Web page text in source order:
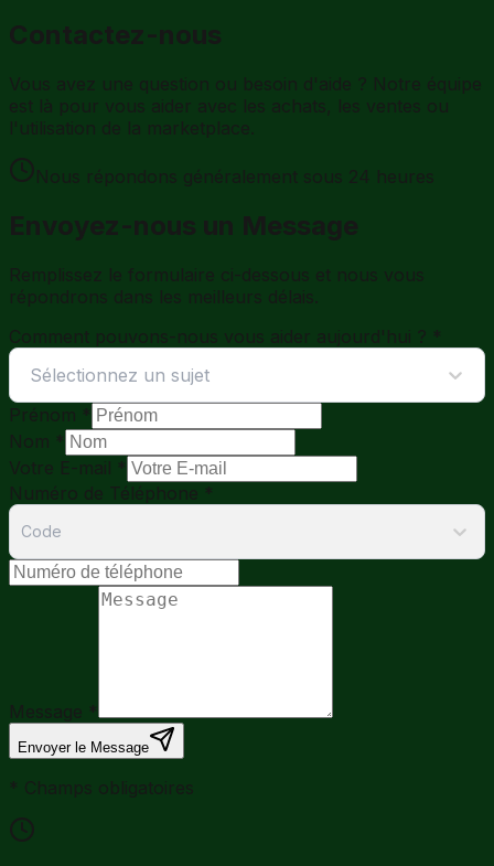
Contactez-nous
Vous avez une question ou besoin d'aide ? Notre équipe
est là pour vous aider avec les achats, les ventes ou
l'utilisation de la marketplace.
Nous répondons généralement sous 24 heures
Envoyez-nous un Message
Remplissez le formulaire ci-dessous et nous vous
répondrons dans les meilleurs délais.
Comment pouvons-nous vous aider aujourd'hui ? *
Sélectionnez un sujet
Prénom *
Nom *
Votre E-mail *
Numéro de Téléphone *
Code
Message *
Envoyer le Message
* Champs obligatoires